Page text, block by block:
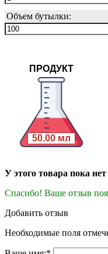
Объем бутылки:
ПРОДУКТ
50.00 мл
У этого товара пока
Спасибо! Ваше отзыв
Добавить отзыв
Необходимые поля